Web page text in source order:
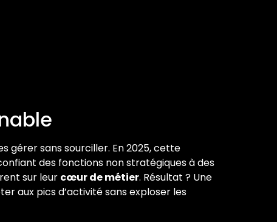
gérer sans sourciller. En 2025, cette
des fonctions non stratégiques à des
sur leur cœur de métier. Résultat ? Une
aux pics d’activité sans exploser les